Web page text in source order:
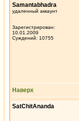
Samantabhadra
удаленный аккаунт
Зарегистрирован:
10.01.2009
Суждений: 10755
Наверх
SatChitAnanda